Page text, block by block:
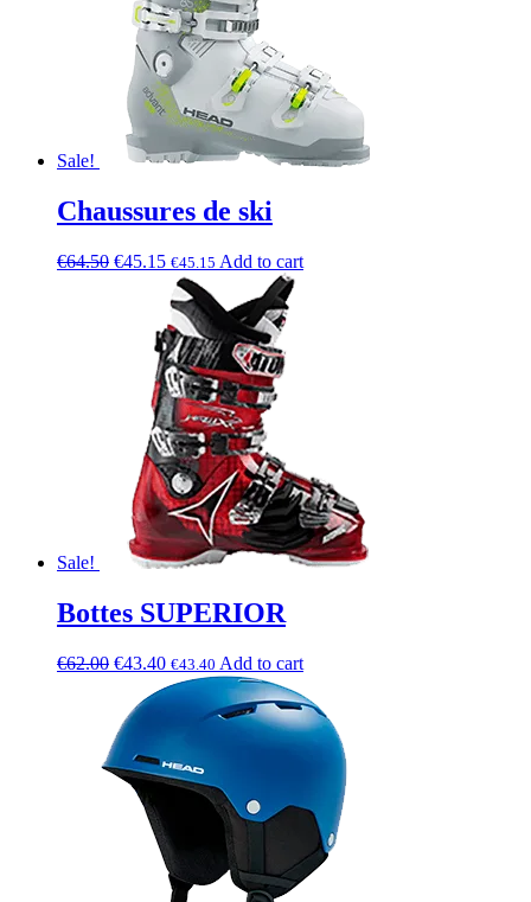
Sale!
Chaussures de ski
€64.50 €45.15 €45.15 Add to cart
Sale!
Bottes SUPERIOR
€62.00 €43.40 €43.40 Add to cart